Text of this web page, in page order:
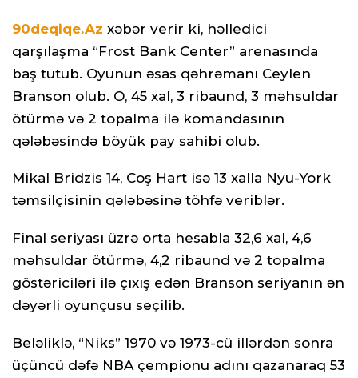
90deqiqe.Az xəbər verir ki, həlledici
qarşılaşma “Frost Bank Center” arenasında
baş tutub. Oyunun əsas qəhrəmanı Ceylen
Branson olub. O, 45 xal, 3 ribaund, 3 məhsuldar
ötürmə və 2 topalma ilə komandasının
qələbəsində böyük pay sahibi olub.
Mikal Bridzis 14, Coş Hart isə 13 xalla Nyu-York
təmsilçisinin qələbəsinə töhfə veriblər.
Final seriyası üzrə orta hesabla 32,6 xal, 4,6
məhsuldar ötürmə, 4,2 ribaund və 2 topalma
göstəriciləri ilə çıxış edən Branson seriyanın ən
dəyərli oyunçusu seçilib.
Beləliklə, “Niks” 1970 və 1973-cü illərdən sonra
üçüncü dəfə NBA çempionu adını qazanaraq 53